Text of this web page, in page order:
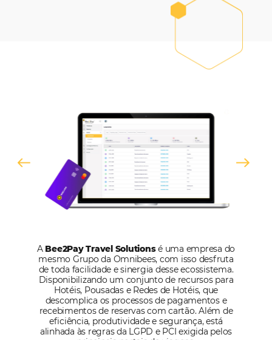
+55
Estou de acordo com aPolítica de Privacidadee quero
informações.
FALAR COM ESPECIALISTA
Alternative: